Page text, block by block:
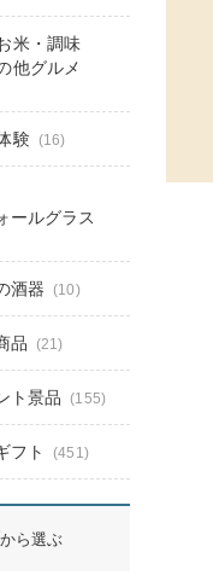
米・調味
他グルメ
験 (16)
ールグラス
酒器 (10)
品 (21)
ト景品 (155)
フト (451)
から選ぶ